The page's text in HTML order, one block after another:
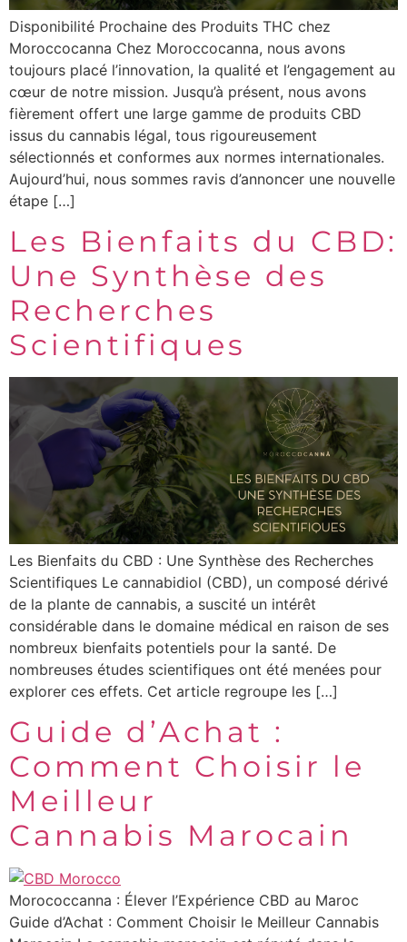
Disponibilité Prochaine des Produits THC chez
Moroccocanna Chez Moroccocanna, nous avons
toujours placé l’innovation, la qualité et l’engagement au
cœur de notre mission. Jusqu’à présent, nous avons
fièrement offert une large gamme de produits CBD
issus du cannabis légal, tous rigoureusement
sélectionnés et conformes aux normes internationales.
Aujourd’hui, nous sommes ravis d’annoncer une nouvelle
étape […]
Les Bienfaits du CBD:
Une Synthèse des
Recherches
Scientifiques
Les Bienfaits du CBD : Une Synthèse des Recherches
Scientifiques Le cannabidiol (CBD), un composé dérivé
de la plante de cannabis, a suscité un intérêt
considérable dans le domaine médical en raison de ses
nombreux bienfaits potentiels pour la santé. De
nombreuses études scientifiques ont été menées pour
explorer ces effets. Cet article regroupe les […]
Guide d’Achat :
Comment Choisir le
Meilleur
Cannabis Marocain
Morococcanna : Élever l’Expérience CBD au Maroc
Guide d’Achat : Comment Choisir le Meilleur Cannabis